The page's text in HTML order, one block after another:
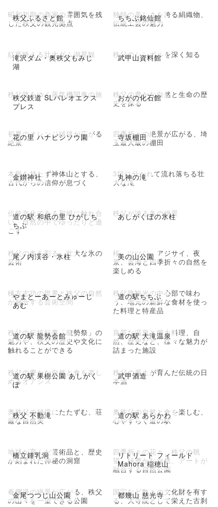
秩父ふるさと館
昭和初期の商家の雰囲気を残
した秩父の観光拠点
ちちぶ銘仙館
独特の美しさを誇る絹織物、
伝統工芸の魅力
滝沢ダム・奥秩父もみじ
湖
紅葉映える壮大ダム湖景観 武甲山資料館
秩父のシンボルを深く知る
秩父鉄道 SLパレオエクス
プレス
秩父路をゆく蒸気機関車の旅 おがの化石館
秩父の豊かな自然と生命の歴
史を探る
花の里 ハナビシソウ園
初夏のオレンジ絨毯が広がる
絶景
寺坂棚田
四季折々の絶景が広がる、埼
玉最大級の棚田
金鑚神社
本殿を持たず神体山とする、
古代からの信仰が息づく
丸神の滝
3段に分かれて流れ落ちる壮
大な滝
道の駅 和紙の里 ひがしち
ちぶ
伝統文化である和紙に触れ合
い、自然の中でゆったりと過
ごす
あしがくぼの氷柱
秩父が誇る冬の絶景
尾ノ内渓谷・氷柱
秩父の冬を彩る、壮大な氷の
芸術
美の山公園
桜、ツツジ、アジサイ、夜
景、雲海と四季折々の自然を
楽しめる
やまとーあーとみゅーじ
あむ
棟方志功の世界と秩父の自然
が融合する芸術空間
道の駅ちちぶ
秩父路観光の中心部で味わ
う、地元の新鮮な食材を使っ
た料理と特産品
道の駅 龍勢会館
秩父の伝統行事「龍勢祭」の
魅力や、秩父の歴史や文化に
触れることができる
道の駅 大滝温泉
良質な温泉と郷土料理、自
然、歴史など、様々な魅力が
詰まった施設
道の駅 果樹公園 あしがく
ぼ
秩父の豊かな自然と食を楽し
めるオアシス
武甲酒造
秩父の風土が育んだ伝統の日
本酒
秩父 不動滝
奥秩父の秘境にたたずむ、荘
厳な自然美
道の駅 あらかわ
奥秩父の自然と食を楽しむ、
心やすらぐ道の駅
橋立鍾乳洞
地球が育んだ芸術品と、歴史
が刻まれた神秘の洞窟
リトリート フィールド
Mahora 稲穂山
四季折々の花々、秩父の眺
望、緑豊かな自然、アートが
融合する自然公園
金尾つつじ山公園
春爛漫の絶景が広がる、秩父
の山々を一望できる公園
都幾山 慈光寺
国宝など数々の文化財を有す
る、大寺院として栄えた古刹